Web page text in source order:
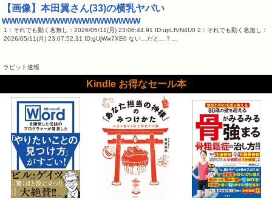
【画像】本田翼さん(33)の横乳ヤバい
wwwwwwwwwwwwwwwwwww
1：それでも動く名無し：2026/05/11(月) 23:06:44.91 ID:upLfVN4U0 2：それでも動く名無し：
2026/05/11(月) 23:07:52.31 ID:gUjWw7XE0 ない…だと…？…
ラビット速報
Kindle お得なセール本